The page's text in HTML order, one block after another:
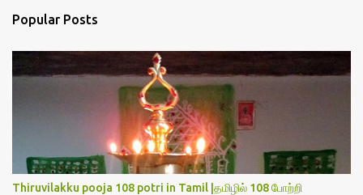
a
m
Popular Posts
Thiruvilakku pooja 108 potri in Tamil |தமிழில் 108 போற்றி